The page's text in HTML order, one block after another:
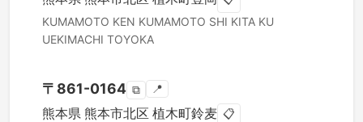
KUMAMOTO KEN KUMAMOTO SHI KITA KU
UEKIMACHI TOYOKA
〒 861-0164 ⧉ 📍
熊本県 熊本市北区 植木町鈴麦 📋